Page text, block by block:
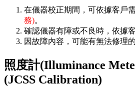
在儀器校正期間，可依據客戶
務)。
確認儀器有障或不良時，依據
因故障內容，可能有無法修理
照度計(Illuminance
(JCSS Calibration)